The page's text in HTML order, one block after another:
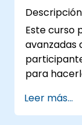
Descripción
Este curso
avanzadas
para
asignar
Leer más...